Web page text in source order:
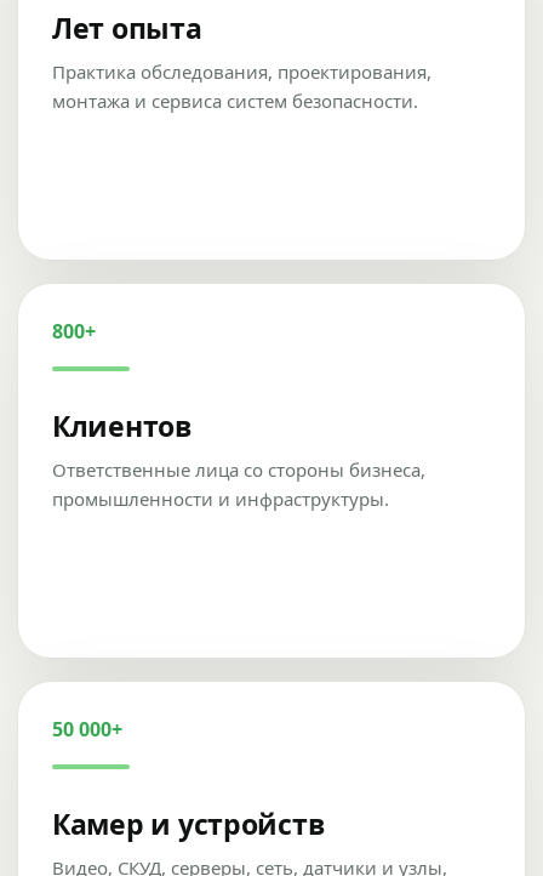
Лет опыта
Практика обследования, проектирования,
монтажа и сервиса систем безопасности.
800+
Клиентов
Ответственные лица со стороны бизнеса,
промышленности и инфраструктуры.
50 000+
Камер и устройств
Видео, СКУД, серверы, сеть, датчики и узлы,